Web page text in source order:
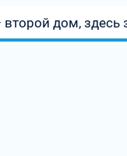
дом, здесь